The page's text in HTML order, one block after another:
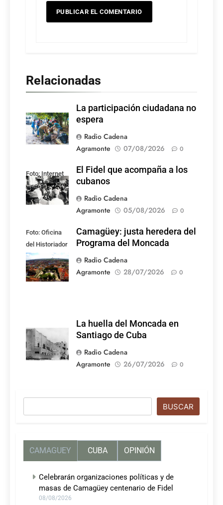
Relacionadas
La participación ciudadana no
espera
Radio Cadena
Agramonte
07/08/2026 0
Foto: Internet
El Fidel que acompaña a los
cubanos
Radio Cadena
Agramonte
05/08/2026 0
Foto: Oficina
del Historiador
de la Ciudad de
Camagüey
Camagüey: justa heredera del
Programa del Moncada
Radio Cadena
Agramonte
28/07/2026 0
La huella del Moncada en
Santiago de Cuba
Radio Cadena
Agramonte
26/07/2026 0
BUSCAR
CAMAGUEY CUBA OPINIÓN
Celebrarán organizaciones políticas y de
masas de Camagüey centenario de Fidel
08/08/2026